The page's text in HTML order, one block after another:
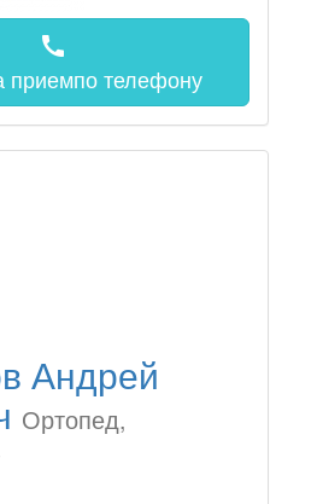
call
приемпо телефону
Андрей
Ортопед,